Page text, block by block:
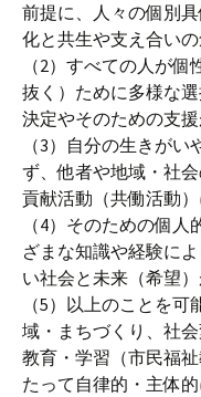
前提に、人々の個別
化と共生や支え合いの
（2）すべての人が
抜く）ために多様な
決定やそのための支援
（3）自分の生きが
ず、他者や地域・社
貢献活動（共働活動）
（4）そのための個
ざまな知識や経験に
い社会と未来（希望
（5）以上のことを
域・まちづくり、社
教育・学習（市民福
たって自律的・主体的